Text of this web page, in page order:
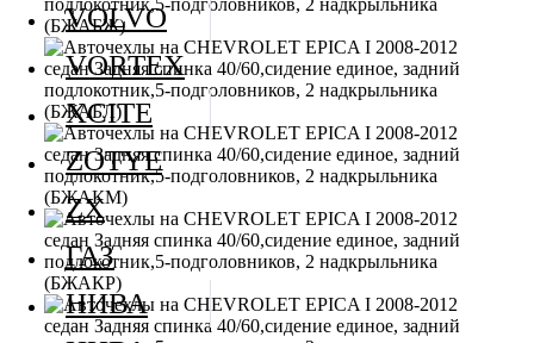
VOLVO
VORTEX
XCITE
ZOTYE
ZX
ГАЗ
НИВА